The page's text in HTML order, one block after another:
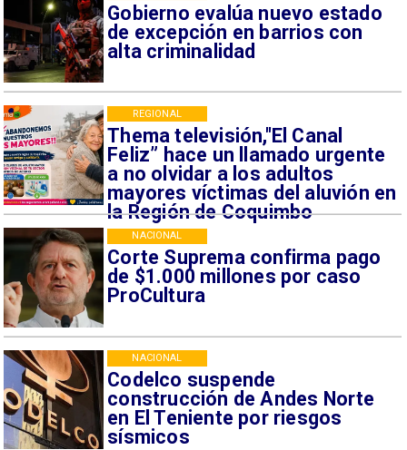
Gobierno evalúa nuevo estado
de excepción en barrios con
alta criminalidad
Thema televisión,"El Canal
Feliz” hace un llamado urgente
a no olvidar a los adultos
mayores víctimas del aluvión en
la Región de Coquimbo
REGIONAL
Corte Suprema confirma pago
de $1.000 millones por caso
ProCultura
NACIONAL
Codelco suspende
construcción de Andes Norte
en El Teniente por riesgos
sísmicos
NACIONAL